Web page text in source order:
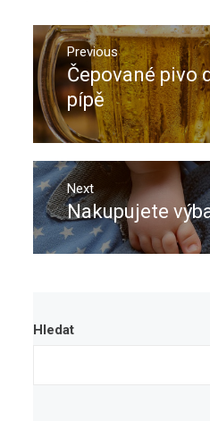
Navigace
pro
příspěvek
Previous
Previous
post:
Čepované pivo
pípě
Next
Next
post:
Nakupujete
Hledat